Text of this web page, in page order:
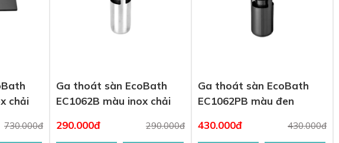
chải
730.000đ
Ga thoát sàn EcoBath
EC1062B màu inox chải
290.000đ
290.000đ
Ga thoát sàn EcoBath
EC1062PB màu đen
430.000đ
430.000đ